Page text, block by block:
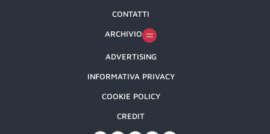
CONTATTI
ARCHIVIO
ADVERTISING
INFORMATIVA PRIVACY
COOKIE POLICY
CREDIT